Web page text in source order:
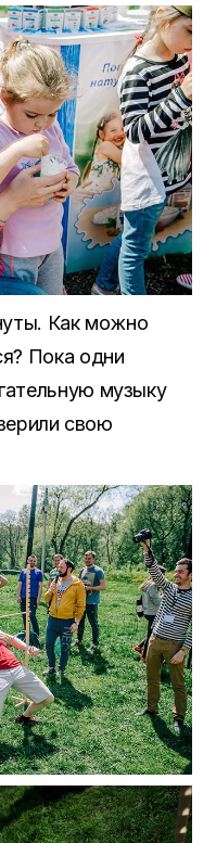
Как можно
Пока одни
музыку
свою